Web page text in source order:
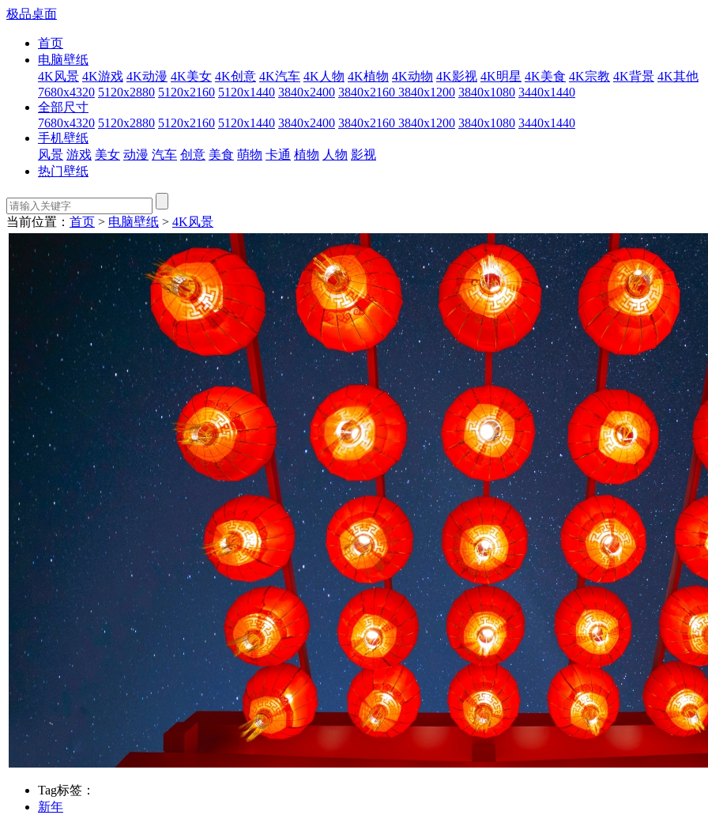
极品桌面
首页
电脑壁纸
4K风景 4K游戏 4K动漫 4K美女 4K创意 4K汽车 4K人物 4K植物 4K动物 4K影视 4K明星 4K美食 4K宗教 4K背景 4K其他
7680x4320 5120x2880 5120x2160 5120x1440 3840x2400 3840x2160 3840x1200 3840x1080 3440x1440
全部尺寸
7680x4320 5120x2880 5120x2160 5120x1440 3840x2400 3840x2160 3840x1200 3840x1080 3440x1440
手机壁纸
风景 游戏 美女 动漫 汽车 创意 美食 萌物 卡通 植物 人物 影视
热门壁纸
当前位置： 首页 > 电脑壁纸 > 4K风景
Tag标签：
新年